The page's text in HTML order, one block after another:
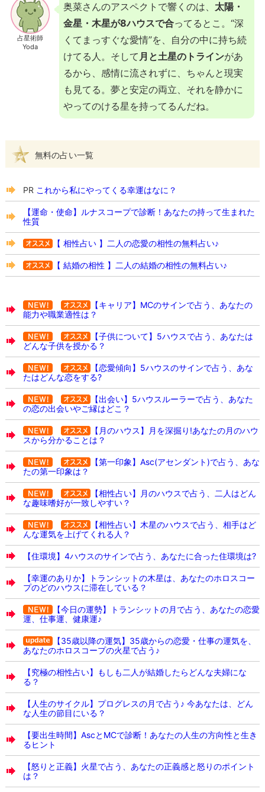
占星術師
Yoda
奥菜さんのアスペクトで響くのは、 太陽・
金星・木星が8ハウスで合ってるとこ。“深
くてまっすぐな愛情”を、自分の中に持ち続
けてる人。そして 月と土星のトラインがあ
るから、感情に流されずに、ちゃんと現実
も見てる。夢と安定の両立、それを静かに
やってのける星を持ってるんだね。
無料の占い一覧
PR これから私にやってくる幸運はなに？
【運命・使命】ルナスコープで診断！あなたの持って生まれた
性質
【 相性占い 】二人の恋愛の相性の無料占い♪
【 結婚の相性 】二人の結婚の相性の無料占い♪
【キャリア】MCのサインで占う、あなたの
能力や職業適性は？
【子供について】5ハウスで占う、あなたは
どんな子供を授かる？
【恋愛傾向】5ハウスのサインで占う、あな
たはどんな恋をする?
【出会い】5ハウスルーラーで占う、あなた
の恋の出会いやご縁はどこ？
【月のハウス】月を深掘り!あなたの月のハウ
スから分かることは？
【第一印象】Asc(アセンダント)で占う、あな
たの第一印象は？
【相性占い】月のハウスで占う、二人はどん
な趣味嗜好が一致しやすい？
【相性占い】木星のハウスで占う、相手はど
んな運気を上げてくれる人？
【住環境】4ハウスのサインで占う、あなたに合った住環境は?
【幸運のありか】トランシットの木星は、あなたのホロスコー
プのどのハウスに滞在している？
【今日の運勢】トランシットの月で占う、あなたの恋愛
運、仕事運、健康運♪
【35歳以降の運気】35歳からの恋愛・仕事の運気を、
あなたのホロスコープの火星で占う♪
【究極の相性占い】もしも二人が結婚したらどんな夫婦にな
る？
【人生のサイクル】プログレスの月で占う♪ 今あなたは、どん
な人生の節目にいる？
【要出生時間】AscとMCで診断！あなたの人生の方向性と生き
るヒント
【怒りと正義】火星で占う、あなたの正義感と怒りのポイント
は？